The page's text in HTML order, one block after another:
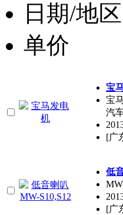
日期/地区
单价
宝
宝
汽
[广
低
[广